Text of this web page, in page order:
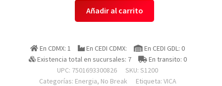
S1200
Break
Ups
1200va/600w
10
Añadir al carrito
En CDMX: 1 En CEDI CDMX:
En CEDI GDL: 0
Existencia total en sucursales: 7
En transito: 0
UPC: 7501693300826
SKU: S1200
Categorías: Energia, No Break Etiqueta: VICA